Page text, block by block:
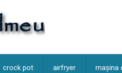
crock pot airfryer mașina